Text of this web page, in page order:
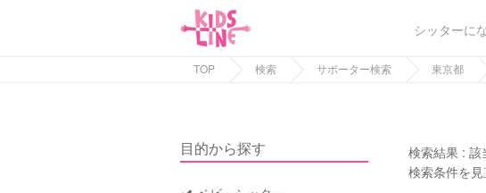
シッターに
TOP 検索 サポーター検索 東京都
目的から探す 検索結果 :該
検索条件を見